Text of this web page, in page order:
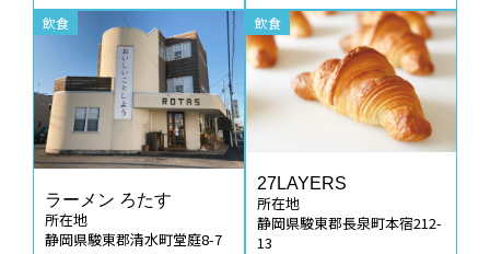
飲食
ラーメン ろたす
所在地
静岡県駿東郡清水町堂庭8-7
飲食
27LAYERS
所在地
静岡県駿東郡長泉町本宿212-
13